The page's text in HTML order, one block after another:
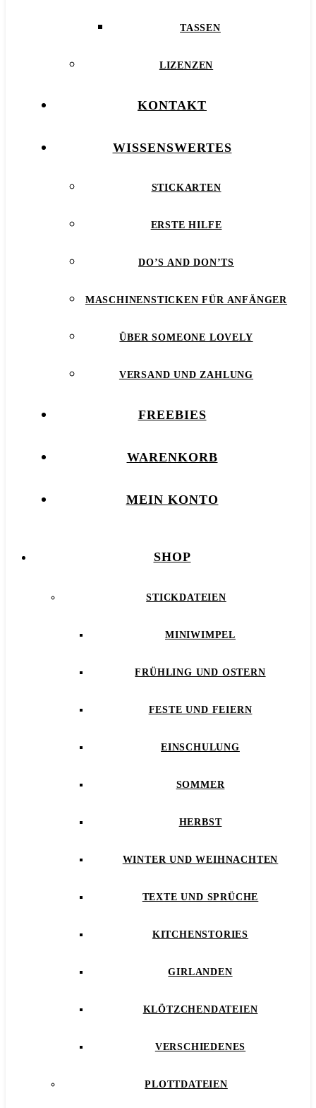
TASSEN
LIZENZEN
KONTAKT
WISSENSWERTES
STICKARTEN
ERSTE HILFE
DO’S AND DON’TS
MASCHINENSTICKEN FÜR ANFÄNGER
ÜBER SOMEONE LOVELY
VERSAND UND ZAHLUNG
FREEBIES
WARENKORB
MEIN KONTO
SHOP
STICKDATEIEN
MINIWIMPEL
FRÜHLING UND OSTERN
FESTE UND FEIERN
EINSCHULUNG
SOMMER
HERBST
WINTER UND WEIHNACHTEN
TEXTE UND SPRÜCHE
KITCHENSTORIES
GIRLANDEN
KLÖTZCHENDATEIEN
VERSCHIEDENES
PLOTTDATEIEN